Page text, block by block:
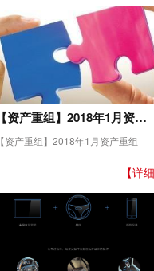
【资产重组】2018年1月资…
【资产重组】2018年1月资产重组
【详